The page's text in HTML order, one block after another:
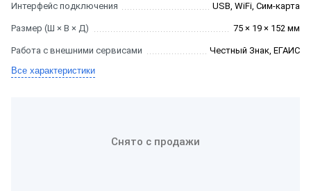
Интерфейс подключения USB, WiFi, Сим-карта
Размер (Ш × В × Д) 75 × 19 × 152 мм
Работа с внешними сервисами
Честный Знак, ЕГАИС
Все характеристики
Снято с продажи